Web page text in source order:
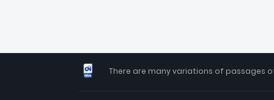
There are many variations of passages